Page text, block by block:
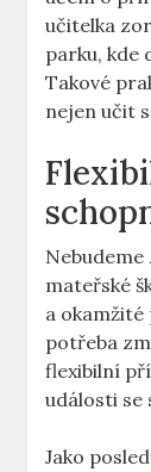
učitelka⁤
parku, kde
Takové
nejen učit
mateřské
⁢a
potřeba
flexibilní
události se
Jako